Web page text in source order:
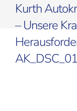
Kurth
– Unsere